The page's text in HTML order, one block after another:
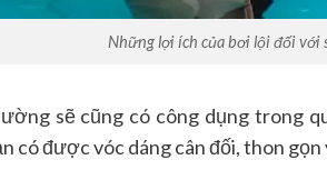
Những lợi ích của bơi lội đối với
sẽ cũng có công dụng trong
có được vóc dáng cân đối, thon gọn